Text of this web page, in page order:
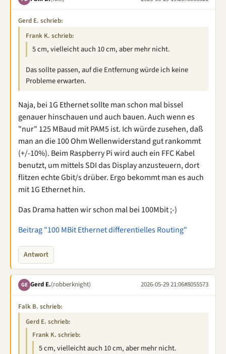
Gerd E. schrieb:
Frank K. schrieb:
5 cm, vielleicht auch 10 cm, aber mehr nicht.
Das sollte passen, auf die Entfernung würde ich keine
Probleme erwarten.
Naja, bei 1G Ethernet sollte man schon mal bissel
genauer hinschauen und auch bauen. Auch wenn es
"nur" 125 MBaud mit PAM5 ist. Ich würde zusehen, daß
man an die 100 Ohm Wellenwiderstand gut rankommt
(+/-10%). Beim Raspberry Pi wird auch ein FFC Kabel
benutzt, um mittels SDI das Display anzusteuern, dort
flitzen echte Gbit/s drüber. Ergo bekommt man es auch
mit 1G Ethernet hin.
Das Drama hatten wir schon mal bei 100Mbit ;-)
Beitrag "100 MBit Ethernet differentielles Routing"
Antwort
GE Gerd E.(robberknight) 2026-05-29 21:06#8055573
Falk B. schrieb:
Gerd E. schrieb:
Frank K. schrieb:
5 cm, vielleicht auch 10 cm, aber mehr nicht.